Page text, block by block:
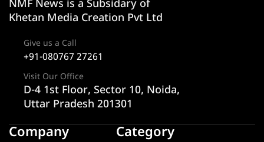
NMF News is a Subsidary of
Khetan Media Creation Pvt Ltd
Give us a Call
+91-080767 27261
Visit Our Office
D-4 1st Floor, Sector 10, Noida,
Uttar Pradesh 201301
Company Category